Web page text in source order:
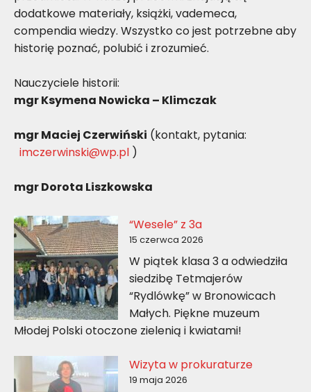
dodatkowe materiały, książki, vademeca,
compendia wiedzy. Wszystko co jest potrzebne aby
historię poznać, polubić i zrozumieć.
Nauczyciele historii:
mgr Ksymena Nowicka – Klimczak
mgr Maciej Czerwiński (kontakt, pytania:
imczerwinski@wp.pl )
mgr Dorota Liszkowska
“Wesele” z 3a
15 czerwca 2026
W piątek klasa 3 a odwiedziła
siedzibę Tetmajerów
“Rydlówkę” w Bronowicach
Małych. Piękne muzeum
Młodej Polski otoczone zielenią i kwiatami!
Wizyta w prokuraturze
19 maja 2026